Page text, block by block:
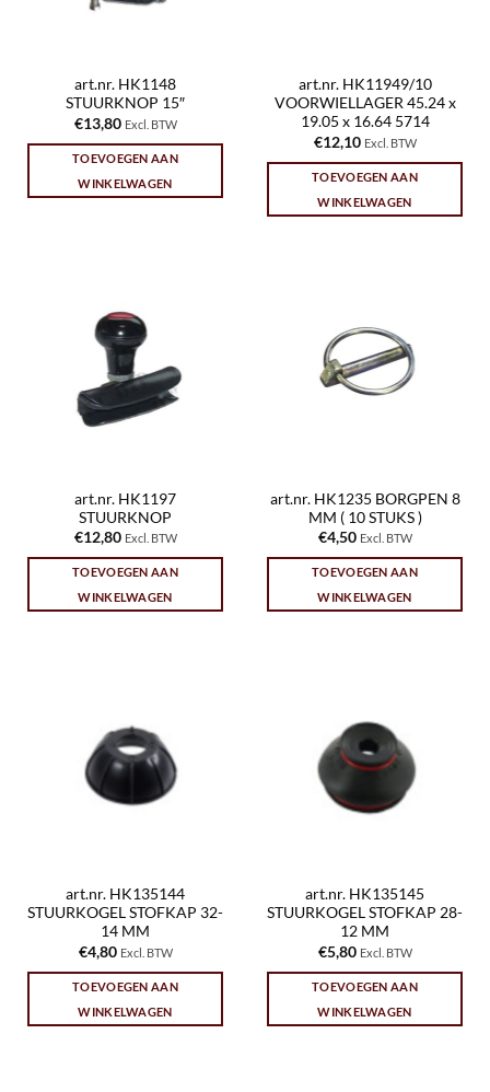
art.nr. HK1148
STUURKNOP 15″
€13,80 Excl. BTW
TOEVOEGEN AAN
WINKELWAGEN
art.nr. HK11949/10
VOORWIELLAGER 45.24 x
19.05 x 16.64 5714
€12,10 Excl. BTW
TOEVOEGEN AAN
WINKELWAGEN
art.nr. HK1197
STUURKNOP
€12,80 Excl. BTW
TOEVOEGEN AAN
WINKELWAGEN
art.nr. HK1235 BORGPEN 8
MM ( 10 STUKS )
€4,50 Excl. BTW
TOEVOEGEN AAN
WINKELWAGEN
art.nr. HK135144
STUURKOGEL STOFKAP 32-
14 MM
€4,80 Excl. BTW
TOEVOEGEN AAN
WINKELWAGEN
art.nr. HK135145
STUURKOGEL STOFKAP 28-
12 MM
€5,80 Excl. BTW
TOEVOEGEN AAN
WINKELWAGEN